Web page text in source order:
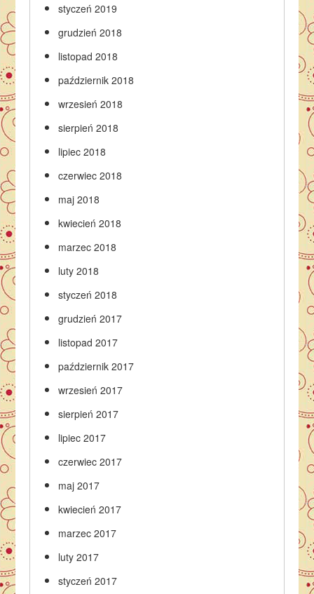
styczeń 2019
grudzień 2018
listopad 2018
październik 2018
wrzesień 2018
sierpień 2018
lipiec 2018
czerwiec 2018
maj 2018
kwiecień 2018
marzec 2018
luty 2018
styczeń 2018
grudzień 2017
listopad 2017
październik 2017
wrzesień 2017
sierpień 2017
lipiec 2017
czerwiec 2017
maj 2017
kwiecień 2017
marzec 2017
luty 2017
styczeń 2017